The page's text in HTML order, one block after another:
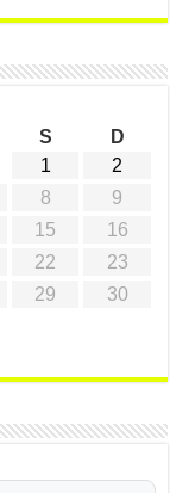
S
D
1
2
8
9
15
16
22
23
29
30